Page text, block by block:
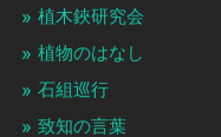
植木鋏研究会
植物のはなし
石組巡行
致知の言葉